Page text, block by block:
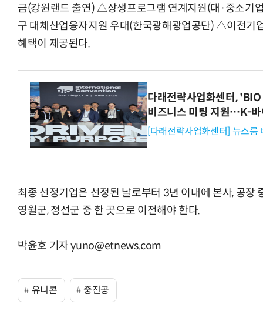
금(강원랜드 출연) △상생프로그램 연계지원(대·중소기
구 대체산업융자지원 우대(한국광해광업공단) △이전기
혜택이 제공된다.
다래전략사업화센터,
비즈니스 미팅 지원…K-바
[다래전략사업화센터] 뉴스룸
최종 선정기업은 선정된 날로부터 3년 이내에 본사, 공장
영월군, 정선군 중 한 곳으로 이전해야 한다.
박윤호 기자 yuno@etnews.com
유니콘 중진공